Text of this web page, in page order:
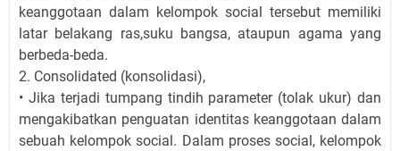
keanggotaan dalam kelompok social tersebut memiliki
latar belakang ras,suku bangsa, ataupun agama yang
berbeda-beda.
2. Consolidated (konsolidasi),
• Jika terjadi tumpang tindih parameter (tolak ukur) dan
mengakibatkan penguatan identitas keanggotaan dalam
sebuah kelompok social. Dalam proses social, kelompok